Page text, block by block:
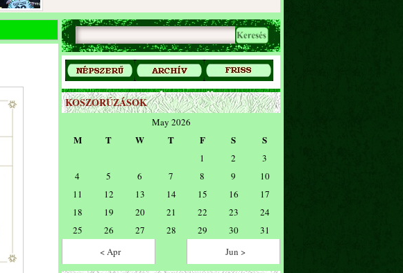
Dálnoki József 90 éves
KOSZORÚZÁSOK
May 2026
M T W T F S S
1 2
3
4
5 6 7 8 9
10
11
12 13 14 15 16
17
18
19 20 21 22 23
24
25
26 27 28 29 30
31
< Apr
Jun >